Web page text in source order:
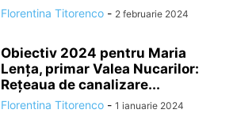
Florentina Titorenco - 2 februarie 2024
Obiectiv 2024 pentru Maria
Lența, primar Valea Nucarilor:
Rețeaua de canalizare...
Florentina Titorenco - 1 ianuarie 2024